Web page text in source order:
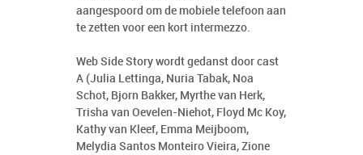
aangespoord om de mobiele telefoon aan
te zetten voor een kort intermezzo.
Web Side Story wordt gedanst door cast
A (Julia Lettinga, Nuria Tabak, Noa
Schot, Bjorn Bakker, Myrthe van Herk,
Trisha van Oevelen-Niehot, Floyd Mc Koy,
Kathy van Kleef, Emma Meijboom,
Melydia Santos Monteiro Vieira, Zione